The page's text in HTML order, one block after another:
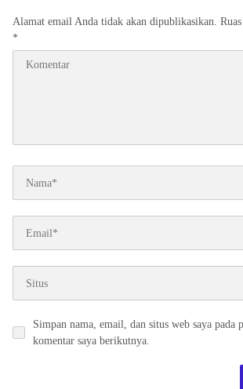
Alamat email Anda tidak akan dipublikasikan.
*
Simpan nama, email, dan situs web saya pada
komentar saya berikutnya.